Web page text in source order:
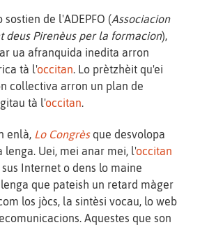
sostien de l'ADEPFO (Associacion
deus Pirenèus per la formacion),
ua afranquida inedita arron
tà l'occitan. Lo prètzhèit qu'ei
collectiva arron un plan de
tà l'occitan.
enlà, Lo Congrèsque desvolopa
lenga. Uei, mei anar mei, l'occitan
Internet o dens lo maine
que pateish un retard màger
los jòcs, la sintèsi vocau, lo web
Aquestes que son